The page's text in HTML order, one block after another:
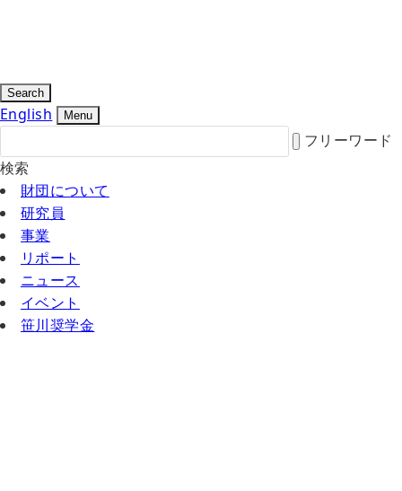
Search
English Menu
フリーワード
検索
財団について
研究員
事業
リポート
ニュース
イベント
笹川奨学金